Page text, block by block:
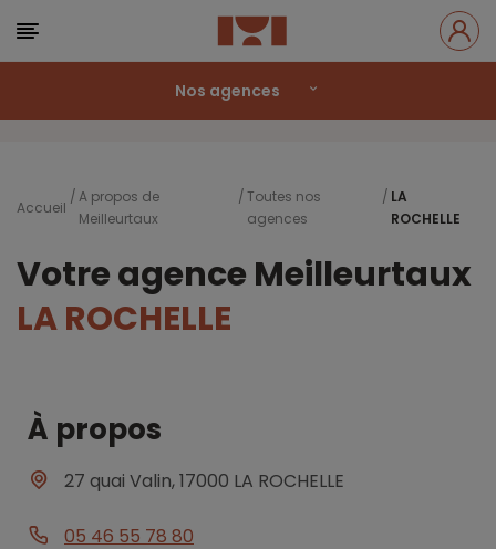
Nos agences
Accueil
A propos de
Meilleurtaux
Toutes nos
agences
LA
ROCHELLE
Votre agence Meilleurtaux
LA ROCHELLE
À propos
27 quai Valin, 17000 LA ROCHELLE
05 46 55 78 80